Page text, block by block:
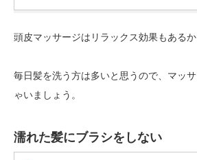
頭皮マッサージはリラックス効果もある
毎日髪を洗う方は多いと思うので、マッ
ゃいましょう。
濡れた髪にブラシをしない